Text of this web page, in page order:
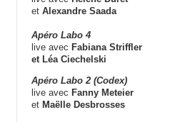
et Alexandre Saada
Apéro Labo 4
live avec Fabiana Striffler
et Léa Ciechelski
Apéro Labo 2 (Codex)
live avec Fanny Meteier
et Maëlle Desbrosses